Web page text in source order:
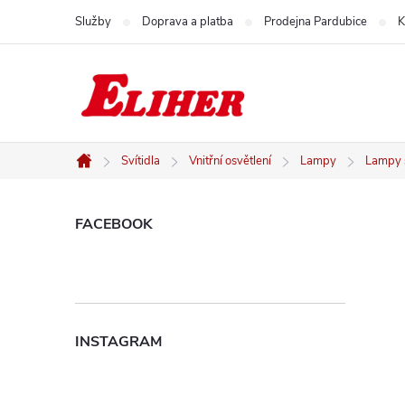
Služby Doprava a platba Prodejna Pardubice
Domů
Svítidla Vnitřní osvětlení Lampy Lampy
P
s
FACEBOOK
INSTAGRAM